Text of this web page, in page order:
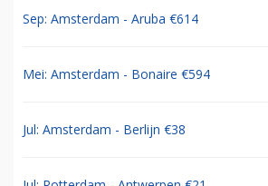
Sep: Amsterdam - Aruba €614
Mei: Amsterdam - Bonaire €594
Jul: Amsterdam - Berlijn €38